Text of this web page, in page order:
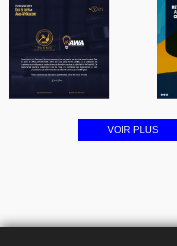
VOIR PLUS